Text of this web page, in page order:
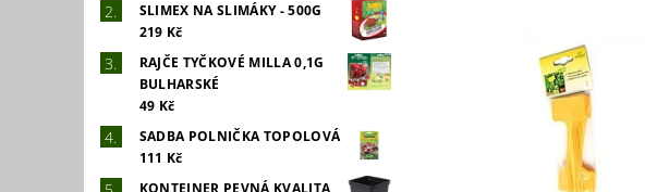
SLIMEX NA SLIMÁKY - 500G
219 Kč
RAJČE TYČKOVÉ MILLA 0,1G
BULHARSKÉ
49 Kč
SADBA POLNIČKA TOPOLOVÁ
111 Kč
KONTEJNER PEVNÁ KVALITA